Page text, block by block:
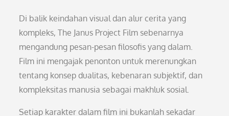
Di balik keindahan visual dan alur cerita yang
kompleks, The Janus Project Film sebenarnya
mengandung pesan-pesan filosofis yang dalam.
Film ini mengajak penonton untuk merenungkan
tentang konsep dualitas, kebenaran subjektif, dan
kompleksitas manusia sebagai makhluk sosial.
Setiap karakter dalam film ini bukanlah sekadar